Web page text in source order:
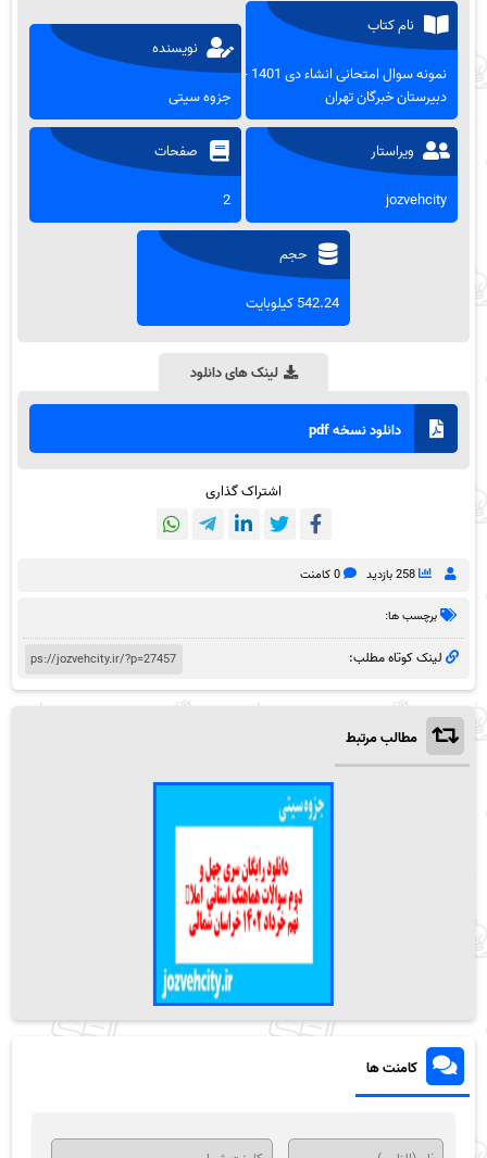
نام کتاب
نمونه سوال امتحانی انشاء دی 1401 -
دبیرستان خبرگان تهران
نویسنده
جزوه سیتی
ویراستار
jozvehcity
صفحات
2
حجم
542.24 کیلوبایت
لینک های دانلود
دانلود نسخه pdf
اشتراک گذاری
258 بازدید 0 کامنت
برچسب ها:
لینک کوتاه مطلب:
مطالب مرتبط
کامنت ها